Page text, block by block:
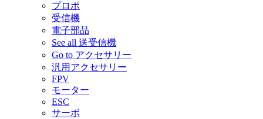
プロポ
受信機
電子部品
See all 送受信機
Go to アクセサリー
汎用アクセサリー
FPV
モーター
ESC
サーボ